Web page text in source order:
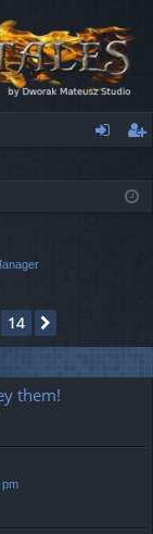
ist
14
them!
pm